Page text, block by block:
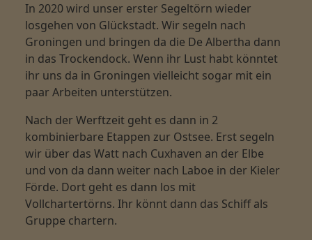
In 2020 wird unser erster Segeltörn wieder
losgehen von Glückstadt. Wir segeln nach
Groningen und bringen da die De Albertha dann
in das Trockendock. Wenn ihr Lust habt könntet
ihr uns da in Groningen vielleicht sogar mit ein
paar Arbeiten unterstützen.
Nach der Werftzeit geht es dann in 2
kombinierbare Etappen zur Ostsee. Erst segeln
wir über das Watt nach Cuxhaven an der Elbe
und von da dann weiter nach Laboe in der Kieler
Förde. Dort geht es dann los mit
Vollchartertörns. Ihr könnt dann das Schiff als
Gruppe chartern.